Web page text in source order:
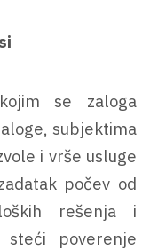
se zaloga
subjektima
i vrše usluge
počev od
rešenja i
poverenje